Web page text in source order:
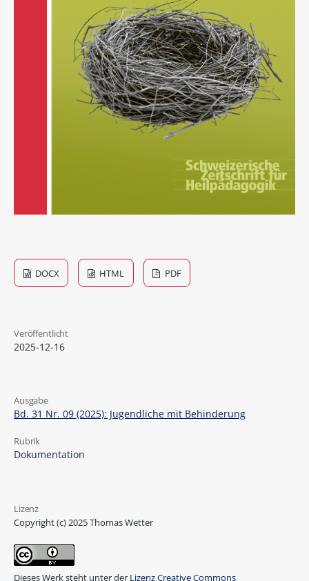
DOCX HTML PDF
Veröffentlicht
2025-12-16
Ausgabe
Bd. 31 Nr. 09 (2025): Jugendliche mit Behinderung
Rubrik
Dokumentation
Lizenz
Copyright (c) 2025 Thomas Wetter
Dieses Werk steht unter der Lizenz Creative Commons